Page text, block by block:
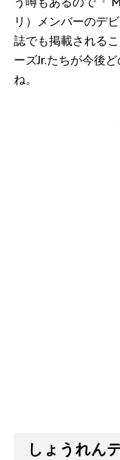
リ）メンバーのデ
誌でも掲載される
ーズJr.たちが今後
ね。
しょうれん